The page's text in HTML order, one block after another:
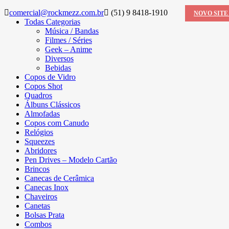
comercial@rockmezz.com.br (51) 9 8418-1910 NOVO SITE
Todas Categorias
Música / Bandas
Filmes / Séries
Geek – Anime
Diversos
Bebidas
Copos de Vidro
Copos Shot
Quadros
Álbuns Clássicos
Almofadas
Copos com Canudo
Relógios
Squeezes
Abridores
Pen Drives – Modelo Cartão
Brincos
Canecas de Cerâmica
Canecas Inox
Chaveiros
Canetas
Bolsas Prata
Combos